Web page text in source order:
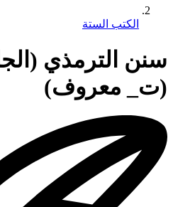
الكتب الستة
سنن الترمذي
(ت_ معروف)